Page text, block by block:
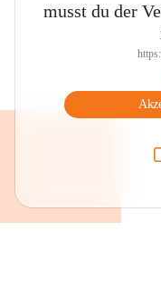
musst du der